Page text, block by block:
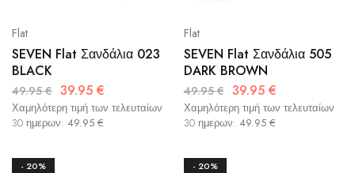
Flat
SEVEN Flat Σανδάλια 023
BLACK
49.95€ 39.95 €
Χαμηλότερη τιμή των τελευταίων
30 ημερων: 49.95 €
Flat
SEVEN Flat Σανδάλια 505
DARK BROWN
49.95€ 39.95 €
Χαμηλότερη τιμή των τελευταίων
30 ημερων: 49.95 €
- 20% - 20%